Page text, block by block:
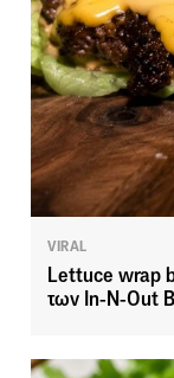
VIRAL
Lettuce wrap
των In-N-Out